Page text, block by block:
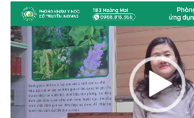
Trình
chơi
Video